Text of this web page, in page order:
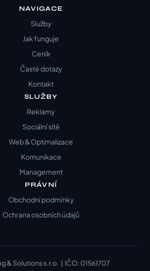
NAVIGACE
Služby
Jak funguje
Ceník
Časté dotazy
Kontakt
SLUŽBY
Reklamy
Sociální sítě
Web & Optimalizace
Komunikace
Management
PRÁVNÍ
Obchodní podmínky
Ochrana osobních údajů
& Solutions s.r.o. | IČO: 01561707